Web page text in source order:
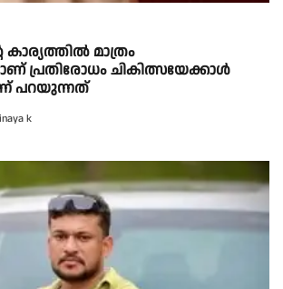
മാത്രം
പ്രതിരോധം ചികിത്സയേക്കാൾ
പറയുന്നത്
k